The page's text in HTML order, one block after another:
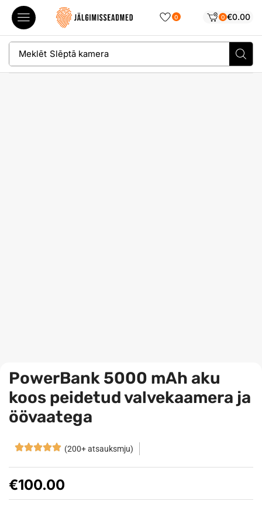
0 0 €0.00
Meklēt Slēptā kamera
PowerBank 5000 mAh aku
koos peidetud valvekaamera ja
öövaatega
(200+ atsauksmju)
€100.00